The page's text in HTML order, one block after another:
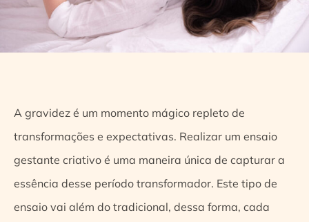
A gravidez é um momento mágico repleto de
transformações e expectativas. Realizar um ensaio
gestante criativo é uma maneira única de capturar a
essência desse período transformador. Este tipo de
ensaio vai além do tradicional, dessa forma, cada